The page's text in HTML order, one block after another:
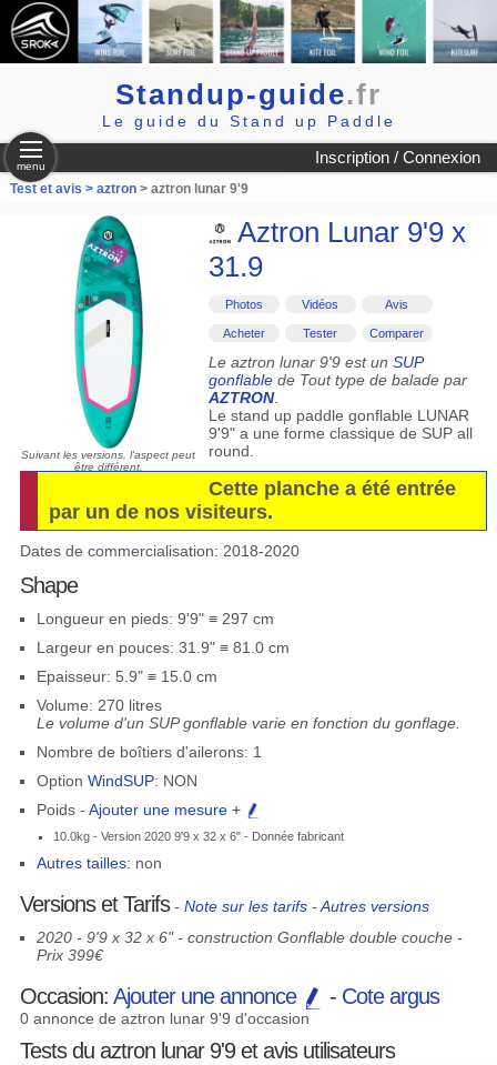
Standup-guide.fr
Le guide du Stand up Paddle
Inscription / Connexion
menu
Test et avis > aztron> aztron lunar 9'9
Suivant les versions, l'aspect peut
être différent.
Aztron Lunar 9'9 x
31.9
Photos Vidéos Avis
Acheter Tester Comparer
Le aztron lunar 9'9 est un SUP
gonflablede Tout type de balade par
AZTRON.
Le stand up paddle gonflable LUNAR
9'9" a une forme classique de SUP all
round.
Cette planche a été entrée
par un de nos visiteurs.
Dates de commercialisation: 2018-2020
Shape
Longueur en pieds: 9'9" ≡ 297 cm
Largeur en pouces: 31.9" ≡ 81.0 cm
Epaisseur: 5.9" ≡ 15.0 cm
Volume: 270 litres
Le volume d'un SUP gonflable varie en fonction du gonflage.
Nombre de boîtiers d'ailerons: 1
Option WindSUP: NON
Poids - Ajouter une mesure +
10.0kg - Version 2020 9'9 x 32 x 6" - Donnée fabricant
Autres tailles: non
Versions et Tarifs- Note sur les tarifs-Autres versions
2020 - 9'9 x 32 x 6" - construction Gonflable double couche -
Prix 399€
Occasion: Ajouter une annonce - Cote argus
0 annonce de aztron lunar 9'9 d'occasion
Tests du aztron lunar 9'9 et avis utilisateurs